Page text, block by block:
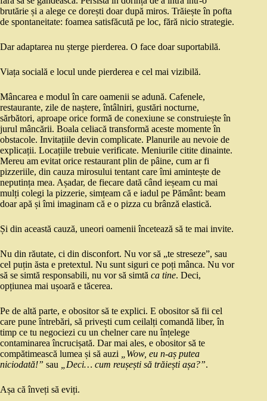
brutărie și a alege ce dorești doar după miros. Trăiește în pofta
de spontaneitate: foamea satisfăcută pe loc, fără nicio strategie.
Dar adaptarea nu șterge pierderea. O face doar suportabilă.
Viața socială e locul unde pierderea e cel mai vizibilă.
Mâncarea e modul în care oamenii se adună. Cafenele,
restaurante, zile de naștere, întâlniri, gustări nocturne,
sărbători, aproape orice formă de conexiune se construiește în
jurul mâncării. Boala celiacă transformă aceste momente în
obstacole. Invitațiile devin complicate. Planurile au nevoie de
explicații. Locațiile trebuie verificate. Meniurile citite dinainte.
Mereu am evitat orice restaurant plin de pâine, cum ar fi
pizzeriile, din cauza mirosului tentant care îmi amintește de
neputința mea. Așadar, de fiecare dată când ieșeam cu mai
mulți colegi la pizzerie, simțeam că e iadul pe Pământ: beam
doar apă și îmi imaginam că e o pizza cu brânză elastică.
Și din această cauză, uneori oamenii încetează să te mai invite.
Nu din răutate, ci din disconfort. Nu vor să „te streseze”, sau
cel puțin ăsta e pretextul. Nu sunt siguri ce poți mânca. Nu vor
să se simtă responsabili, nu vor să simtă ca tine. Deci,
opțiunea mai ușoară e tăcerea.
Pe de altă parte, e obositor să te explici. E obositor să fii cel
care pune întrebări, să privești cum ceilalți comandă liber, în
timp ce tu negociezi cu un chelner care nu înțelege
contaminarea încrucișată. Dar mai ales, e obositor să te
compătimească lumea și să auzi
„Wow, eu n-aș putea
niciodată!” sau „Deci… cum reușești să trăiești așa?”.
Așa că înveți să eviți.